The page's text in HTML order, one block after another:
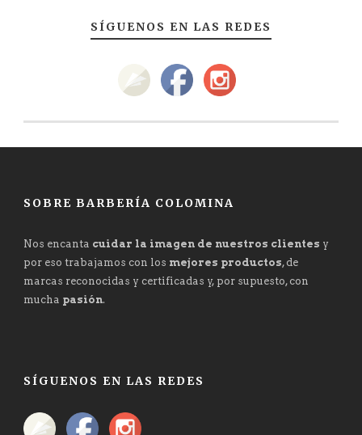
SÍGUENOS EN LAS REDES
SOBRE BARBERÍA COLOMINA
Nos encanta cuidar la imagen de nuestros clientes y
por eso trabajamos con los mejores productos, de
marcas reconocidas y certificadas y, por supuesto, con
mucha pasión.
SÍGUENOS EN LAS REDES